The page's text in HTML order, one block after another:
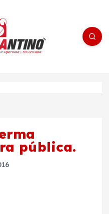
medios/noticias/editorial
pública.